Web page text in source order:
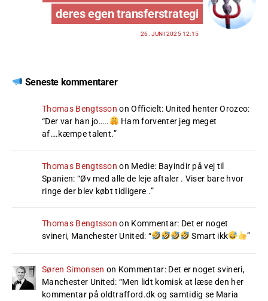
deres egen transferstrategi
26. JUNI 2025 12:15
Seneste kommentarer
Thomas Bengtsson onOfficielt: United henter Orozco:
“Der var han jo…..
Ham forventer jeg meget
af….kæmpe talent.”
Thomas Bengtsson on Medie: Bayindir på vej til
Spanien: “Øv med alle de leje aftaler . Viser bare hvor
ringe der blev købt tidligere .”
Thomas Bengtsson on Kommentar: Det er noget
svineri, Manchester United: “ Smart ikk ”
Søren Simonsen on Kommentar: Det er noget svineri,
Manchester United: “Men lidt komisk at læse den her
kommentar på oldtrafford.dk og samtidig se Maria